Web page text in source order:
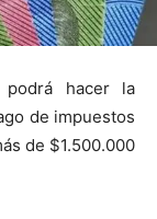
hacer la
de impuestos
de $1.500.000